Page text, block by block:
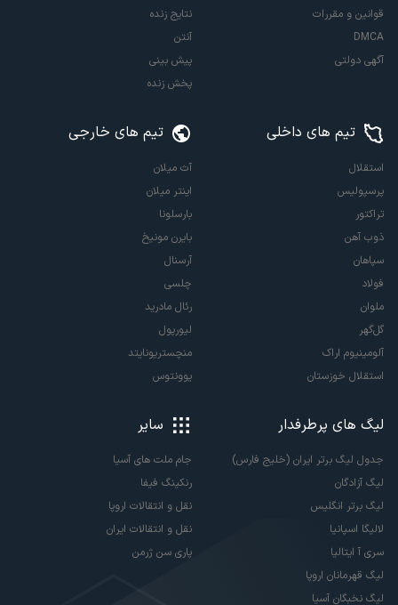
قوانین و مقررات
DMCA
آگهی دولتی
نتایج زنده
آنتن
پیش بینی
پخش زنده
تیم های داخلی
استقلال
پرسپولیس
تراکتور
ذوب آهن
سپاهان
فولاد
ملوان
گل‌گهر
آلومینیوم اراک
استقلال خوزستان
تیم های خارجی
آث میلان
اینتر میلان
بارسلونا
بایرن مونیخ
آرسنال
چلسی
رئال مادرید
لیورپول
منچستریونایتد
یوونتوس
لیگ های پرطرفدار
جدول لیگ برتر ایران (خلیج فارس)
لیگ آزادگان
لیگ برتر انگلیس
لالیگا اسپانیا
سری آ ایتالیا
لیگ قهرمانان اروپا
لیگ نخبگان آسیا
سایر
جام ملت های آسیا
رنکینگ فیفا
نقل و انتقالات اروپا
نقل و انتقالات ایران
پاری سن ژرمن